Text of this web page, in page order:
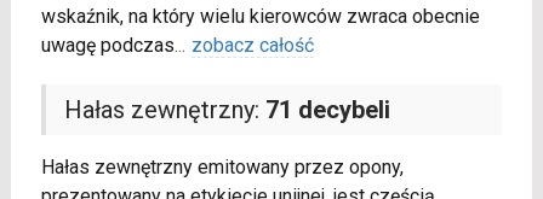
wskaźnik, na który wielu kierowców zwraca obecnie
uwagę podczas... zobacz całość
Hałas zewnętrzny: 71 decybeli
Hałas zewnętrzny emitowany przez opony,